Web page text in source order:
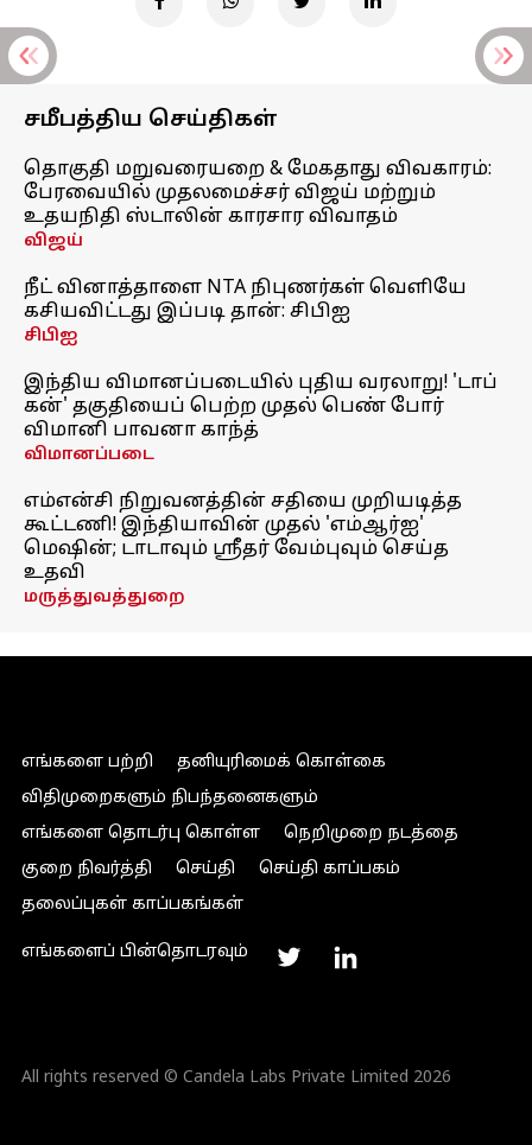
சமீபத்திய செய்திகள்
தொகுதி மறுவரையறை & மேகதாது விவகாரம்:
பேரவையில் முதலமைச்சர் விஜய் மற்றும்
உதயநிதி ஸ்டாலின் காரசார விவாதம்
விஜய்
நீட் வினாத்தாளை NTA நிபுணர்கள் வெளியே
கசியவிட்டது இப்படி தான்: சிபிஐ
சிபிஐ
இந்திய விமானப்படையில் புதிய வரலாறு! 'டாப்
கன்' தகுதியைப் பெற்ற முதல் பெண் போர்
விமானி பாவனா காந்த்
விமானப்படை
எம்என்சி நிறுவனத்தின் சதியை முறியடித்த
கூட்டணி! இந்தியாவின் முதல் 'எம்ஆர்ஐ'
மெஷின்; டாடாவும் ஸ்ரீதர் வேம்புவும் செய்த
உதவி
மருத்துவத்துறை
எங்களை பற்றி
தனியுரிமைக் கொள்கை
விதிமுறைகளும் நிபந்தனைகளும்
எங்களை தொடர்பு கொள்ள
நெறிமுறை நடத்தை
குறை நிவர்த்தி
செய்தி
செய்தி காப்பகம்
தலைப்புகள் காப்பகங்கள்
எங்களைப் பின்தொடரவும்
All rights reserved © Candela Labs Private Limited 2026